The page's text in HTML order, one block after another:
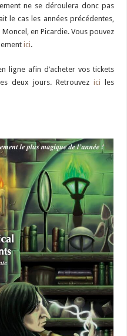
ne se déroulera donc pas
le cas les années précédentes,
en Picardie. Vous pouvez
ici.
ligne afin d’acheter vos tickets
deux jours. Retrouvez ici les